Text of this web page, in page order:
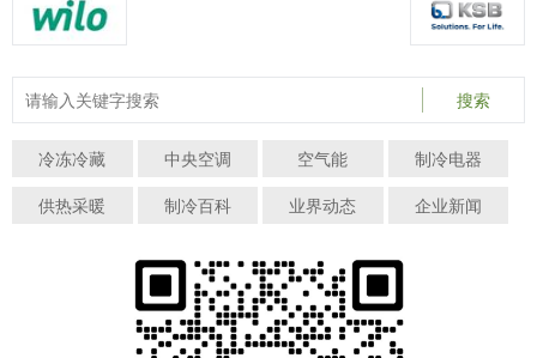
搜索
冷冻冷藏 中央空调 空气能
制冷电器
供热采暖
制冷百科 业界动态 企业新闻